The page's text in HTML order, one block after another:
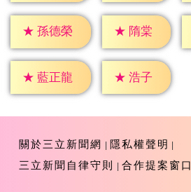
★ 孫德榮 ★ 隋棠
★ 藍正龍 ★ 浩子
關於三立新聞網
隱私權聲明
三立新聞自律守則
合作提案窗口